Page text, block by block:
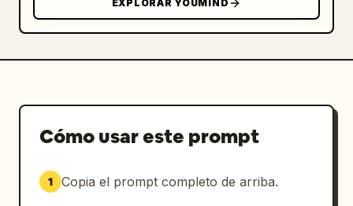
Elementos visibles discretos a incluir:
exactamente 1 pantalla de vista previa de la
esquina inferior derecha; exactamente 1
exactamente 1 panel de titular vertical alto
en el extremo derecho; exactamente 2 bloques
EXPLORAR YOUMIND
Cómo usar este prompt
1 Copia el prompt completo de arriba.